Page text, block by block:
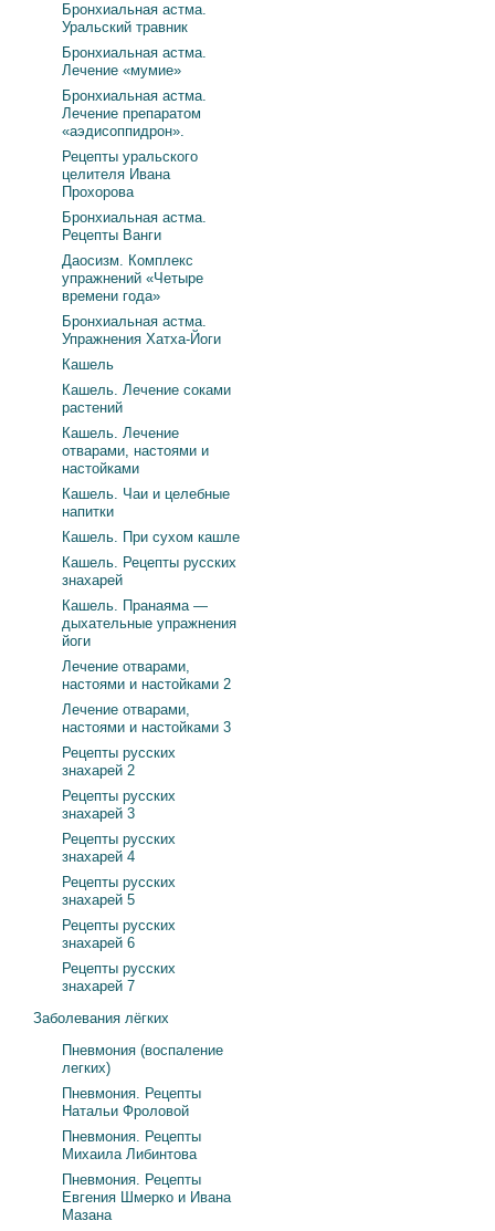
Бронхиальная астма.
Уральский травник
Бронхиальная астма.
Лечение «мумие»
Бронхиальная астма.
Лечение препаратом
«аэдисоппидрон».
Рецепты уральского
целителя Ивана
Прохорова
Бронхиальная астма.
Рецепты Ванги
Даосизм. Комплекс
упражнений «Четыре
времени года»
Бронхиальная астма.
Упражнения Хатха-Йоги
Кашель
Кашель. Лечение соками
растений
Кашель. Лечение
отварами, настоями и
настойками
Кашель. Чаи и целебные
напитки
Кашель. При сухом кашле
Кашель. Рецепты русских
знахарей
Кашель. Пранаяма —
дыхательные упражнения
йоги
Лечение отварами,
настоями и настойками 2
Лечение отварами,
настоями и настойками 3
Рецепты русских
знахарей 2
Рецепты русских
знахарей 3
Рецепты русских
знахарей 4
Рецепты русских
знахарей 5
Рецепты русских
знахарей 6
Рецепты русских
знахарей 7
Заболевания лёгких
Пневмония (воспаление
легких)
Пневмония. Рецепты
Натальи Фроловой
Пневмония. Рецепты
Михаила Либинтова
Пневмония. Рецепты
Евгения Шмерко и Ивана
Мазана